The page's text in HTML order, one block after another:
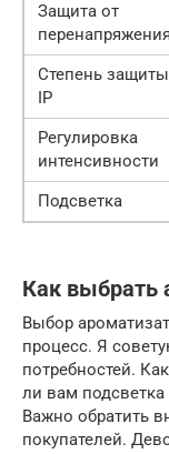
Защита от
перенапряжения
Степень защиты
IP
Регулировка
интенсивности
Подсветка
Как выбрать
Выбор
процесс. Я
потребностей.
ли вам подсветка
Важно обратить
покупателей.